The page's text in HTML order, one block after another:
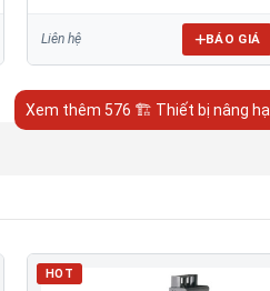
Liên hệ BÁO GIÁ
Xem thêm 576 🏗 Thiết bị nâng hạ
HOT